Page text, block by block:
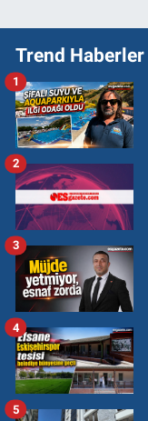
Trend Haberler
1
2
3
4
5